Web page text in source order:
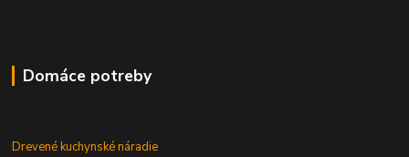
Domáce potreby
Drevené kuchynské náradie